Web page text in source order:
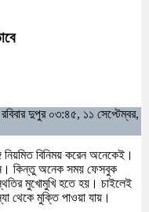
রবিবার দুপুর ০৩:৪৫, ১১ সেপ্টেম্বর,
বিনিময় করেন অনেকেই।
কিন্তু অনেক সময় ফেসবুক
মুখোমুখি হতে হয়। চাইলেই
থেকে মুক্তি পাওয়া যায়।